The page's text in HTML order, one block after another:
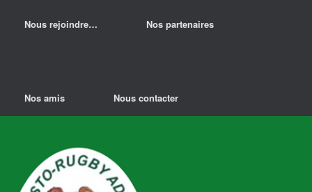
Nous rejoindre… Nos partenaires
Nos amis Nous contacter